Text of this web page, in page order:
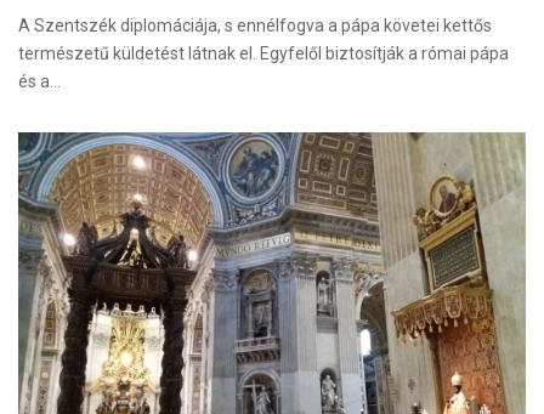
A Szentszék diplomáciája, s ennélfogva a pápa követei kettős
természetű küldetést látnak el. Egyfelől biztosítják a római pápa
és a…